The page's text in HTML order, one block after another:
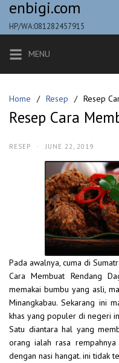
Skip
content
enbigi.com
HP/WA:081282457915
MENU
Home Resep Resep
Resep Cara
RESEP · JUNE 22, 2019
Pada awalnya, cuma di
Cara Membuat Rendang
memakai bumbu yang asli,
Minangkabau. Sekarang ini
khas yang populer di negeri
Satu diantara hal yang
orang ialah rasa
dengan nasi hangat. ini tidak